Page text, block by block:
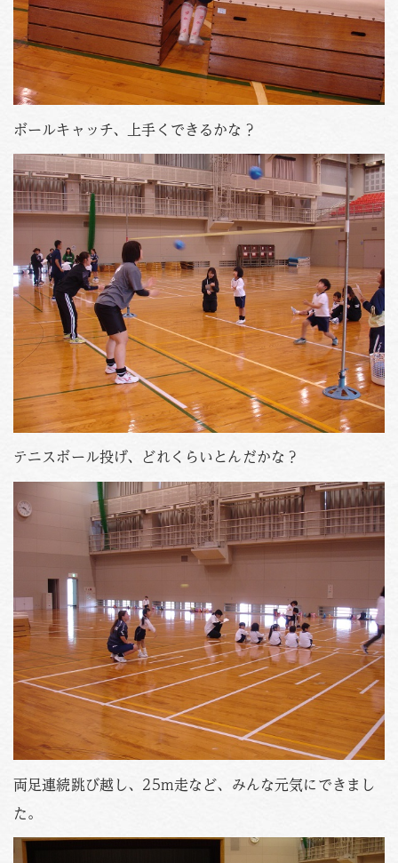
ボールキャッチ、上手くできるかな？
テニスボール投げ、どれくらいとんだかな？
両足連続跳び越し、25m走など、みんな元気にできまし
た。